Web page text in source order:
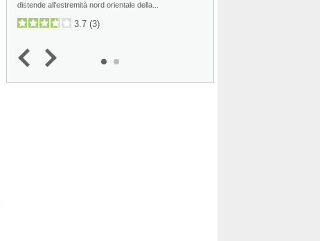
distende all'estremità nord orientale della...
3.7 (3)